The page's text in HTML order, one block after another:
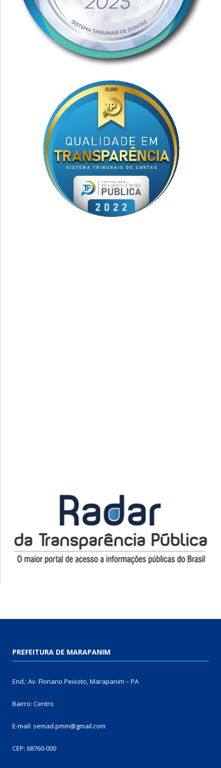
PREFEITURA DE MARAPANIM
End.: Av. Floriano Peixoto, Marapanim – PA
Bairro: Centro
E-mail: semad.pmm@gmail.com
CEP: 68760-000